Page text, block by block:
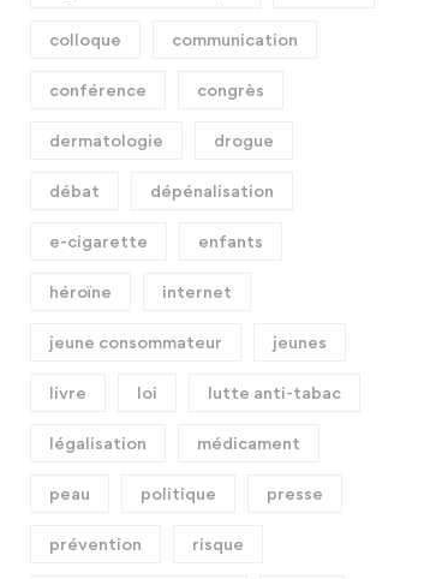
colloque communication
conférence congrès
dermatologie drogue
débat dépénalisation
e-cigarette enfants
héroïne internet
jeune consommateur jeunes
livre loi lutte anti-tabac
légalisation médicament
peau politique presse
prévention risque